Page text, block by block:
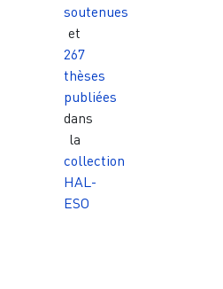
soutenues
et
267
thèses
publiées
dans
la
collection
HAL-
ESO